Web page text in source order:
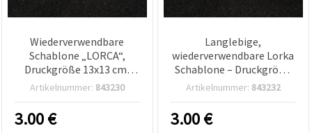
Wiederverwendbare
Schablone „LORCA“,
Druckgröße 13x13 cm,
Design LM5
Artikelnummer: 843230
3.00€
Langlebige,
wiederverwendbare Lorka
Schablone – Druckgröße
13x13 cm – LM7 – für
& Dekorieren
(Bastelbedarf)
Artikelnummer: 843232
3.00€